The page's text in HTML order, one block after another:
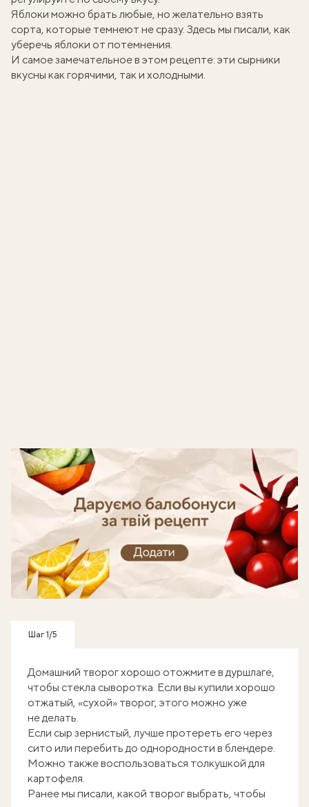
Яблоки можно брать любые, но желательно взять
сорта, которые темнеют не сразу. Здесь мы писали, как
уберечь яблоки от потемнения.
И самое замечательное в этом рецепте: эти сырники
вкусны как горячими, так и холодными.
Шаг 1/5
Домашний творог хорошо отожмите в дуршлаге,
чтобы стекла сыворотка. Если вы купили хорошо
отжатый, «сухой» творог, этого можно уже
не делать.
Если сыр зернистый, лучше протереть его через
сито или перебить до однородности в блендере.
Можно также воспользоваться толкушкой для
картофеля.
Ранее мы писали, какой творог выбрать, чтобы